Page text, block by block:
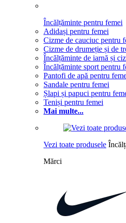
Încălțăminte pentru femei
Adidași pentru femei
Cizme de cauciuc pentru
Cizme de drumeție și de
Încălțăminte de iarnă și
Încălțăminte sport pentru
Pantofi de apă pentru
Sandale pentru femei
Șlapi și papuci pentru
Teniși pentru femei
Mai multe...
Vezi toate produsele
Mărci